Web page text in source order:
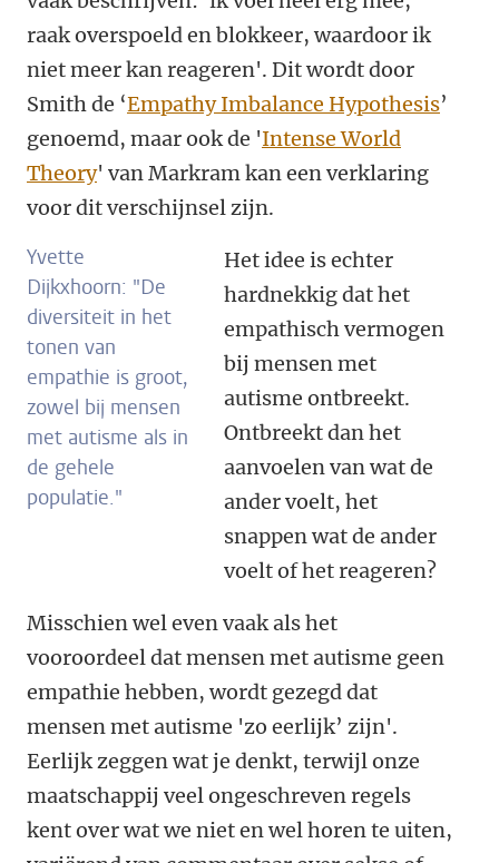
raak overspoeld en blokkeer, waardoor ik
niet meer kan reageren'. Dit wordt door
Smith de ‘Empathy Imbalance Hypothesis’
genoemd, maar ook de 'Intense World
Theory' van Markram kan een verklaring
voor dit verschijnsel zijn.
Yvette
Dijkxhoorn: "De
diversiteit in het
tonen van
empathie is groot,
zowel bij mensen
met autisme als in
de gehele
populatie."
Het idee is echter
hardnekkig dat het
empathisch vermogen
bij mensen met
autisme ontbreekt.
Ontbreekt dan het
aanvoelen van wat de
ander voelt, het
snappen wat de ander
voelt of het reageren?
Misschien wel even vaak als het
vooroordeel dat mensen met autisme geen
empathie hebben, wordt gezegd dat
mensen met autisme 'zo eerlijk’ zijn'.
Eerlijk zeggen wat je denkt, terwijl onze
maatschappij veel ongeschreven regels
kent over wat we niet en wel horen te uiten,